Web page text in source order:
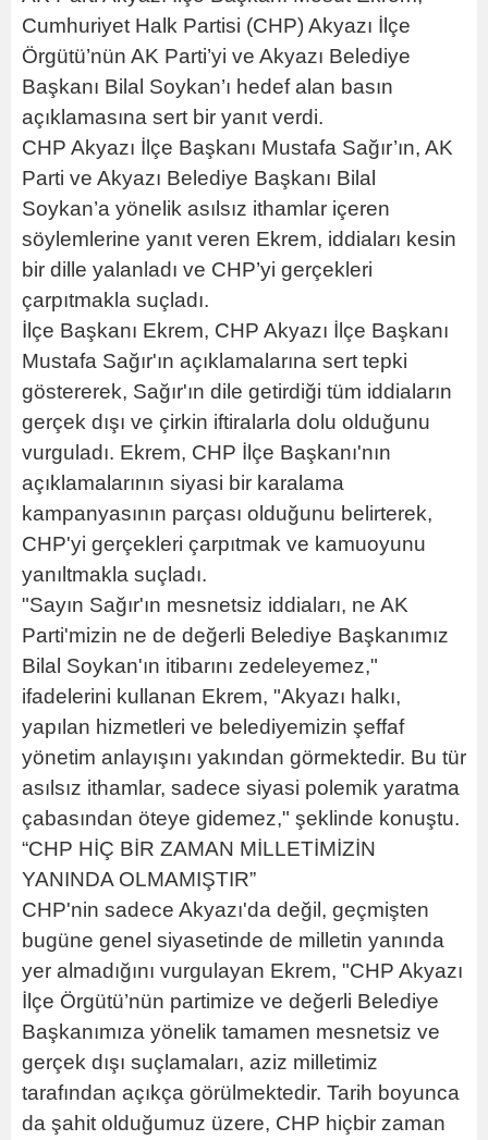
Cumhuriyet Halk Partisi (CHP) Akyazı İlçe
Örgütü’nün AK Parti’yi ve Akyazı Belediye
Başkanı Bilal Soykan’ı hedef alan basın
açıklamasına sert bir yanıt verdi.
CHP Akyazı İlçe Başkanı Mustafa Sağır’ın, AK
Parti ve Akyazı Belediye Başkanı Bilal
Soykan’a yönelik asılsız ithamlar içeren
söylemlerine yanıt veren Ekrem, iddiaları kesin
bir dille yalanladı ve CHP’yi gerçekleri
çarpıtmakla suçladı.
İlçe Başkanı Ekrem, CHP Akyazı İlçe Başkanı
Mustafa Sağır'ın açıklamalarına sert tepki
göstererek, Sağır'ın dile getirdiği tüm iddiaların
gerçek dışı ve çirkin iftiralarla dolu olduğunu
vurguladı. Ekrem, CHP İlçe Başkanı'nın
açıklamalarının siyasi bir karalama
kampanyasının parçası olduğunu belirterek,
CHP'yi gerçekleri çarpıtmak ve kamuoyunu
yanıltmakla suçladı.
"Sayın Sağır'ın mesnetsiz iddiaları, ne AK
Parti'mizin ne de değerli Belediye Başkanımız
Bilal Soykan'ın itibarını zedeleyemez,"
ifadelerini kullanan Ekrem, "Akyazı halkı,
yapılan hizmetleri ve belediyemizin şeffaf
yönetim anlayışını yakından görmektedir. Bu tür
asılsız ithamlar, sadece siyasi polemik yaratma
çabasından öteye gidemez," şeklinde konuştu.
“CHP HİÇ BİR ZAMAN MİLLETİMİZİN
YANINDA OLMAMIŞTIR”
CHP'nin sadece Akyazı'da değil, geçmişten
bugüne genel siyasetinde de milletin yanında
yer almadığını vurgulayan Ekrem, "CHP Akyazı
İlçe Örgütü’nün partimize ve değerli Belediye
Başkanımıza yönelik tamamen mesnetsiz ve
gerçek dışı suçlamaları, aziz milletimiz
tarafından açıkça görülmektedir. Tarih boyunca
da şahit olduğumuz üzere, CHP hiçbir zaman